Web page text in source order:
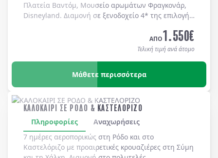
Πλατεία Βαντόμ, Μουσείο αρωμάτων Φραγκονάρ,
Disneyland. Διαμονή σε ξενοδοχείo 4* της επιλογής
ΑΠΟ1.550€
Τελική τιμή ανά άτομο
Μάθετε περισσότερα
ΚΑΛΟΚΑΙΡΙ ΣΕ ΡΟΔΟ & ΚΑΣΤΕΛΟΡΙΖΟ
Πληροφορίες
Αναχωρήσεις
7 ημέρες αεροπορικώς στη Ρόδο και στο
Καστελόριζο με προαιρετικές κρουαζιέρες στη Σύμη